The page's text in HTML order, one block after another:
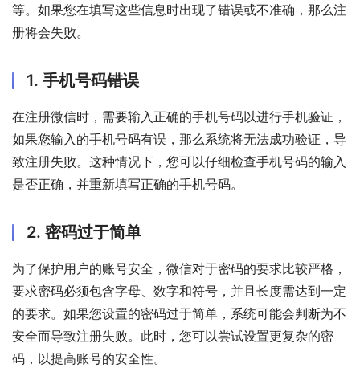
等。如果您在填写这些信息时出现了错误或不准确，那么注
册将会失败。
1. 手机号码错误
在注册微信时，需要输入正确的手机号码以进行手机验证，
如果您输入的手机号码有误，那么系统将无法成功验证，导
致注册失败。这种情况下，您可以仔细检查手机号码的输入
是否正确，并重新填写正确的手机号码。
2. 密码过于简单
为了保护用户的账号安全，微信对于密码的要求比较严格，
要求密码必须包含字母、数字和符号，并且长度需达到一定
的要求。如果您设置的密码过于简单，系统可能会判断为不
安全而导致注册失败。此时，您可以尝试设置更复杂的密
码，以提高账号的安全性。